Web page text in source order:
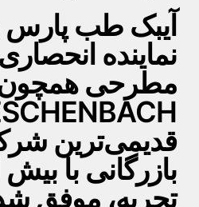
آیبک طب پارس
نماینده
قدیمی‌ترین
بازرگانی با
تجربه، موفق